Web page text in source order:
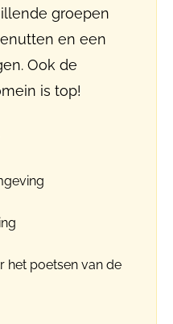
groepen
en een
Ook de
is top!
het poetsen van de